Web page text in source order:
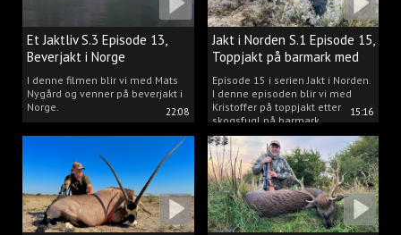
22:08
Et Jaktliv S.3 Episode 13,
Beverjakt i Norge
I denne filmen blir vi med Mats
Nygård og venner på beverjakt i
Norge.
15:16
Jakt i Norden S.1 Episode 15,
Toppjakt på barmark med
Kristoffer Clausen
Episode 15 i serien Jakt i Norden.
I denne episoden blir vi med
Kristoffer på toppjakt etter
skogsfugl på barmark.